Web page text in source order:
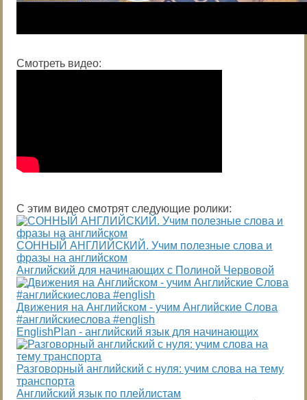
Смотреть видео:
С этим видео смотрят следующие ролики:
СОННЫЙ АНГЛИЙСКИЙ. Учим полезные слова и
фразы на английском
Английский для начинающих с Полиной Червовой
Движения на Английском - учим Английские Слова
#английскиеслова #english
EnglishPlan - английский язык для начинающих
Разговорный английский с нуля: учим слова на тему
транспорта
Английский язык по плейлистам